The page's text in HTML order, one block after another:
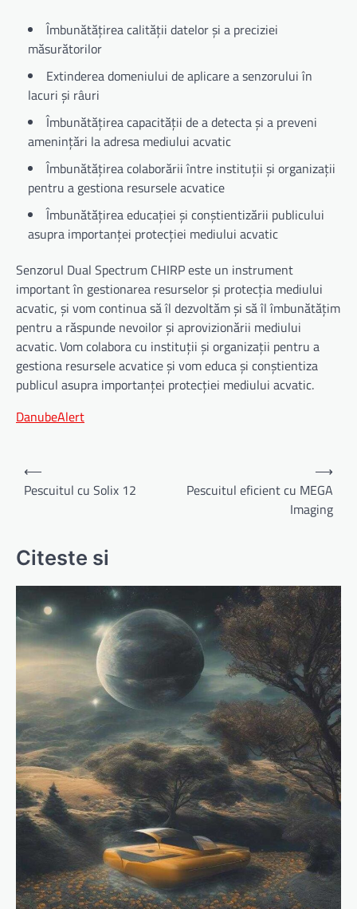
Îmbunătățirea calității datelor și a preciziei
măsurătorilor
Extinderea domeniului de aplicare a senzorului în
lacuri și râuri
Îmbunătățirea capacității de a detecta și a preveni
amenințări la adresa mediului acvatic
Îmbunătățirea colaborării între instituții și organizații
pentru a gestiona resursele acvatice
Îmbunătățirea educației și conștientizării publicului
asupra importanței protecției mediului acvatic
Senzorul Dual Spectrum CHIRP este un instrument
important în gestionarea resurselor și protecția mediului
acvatic, și vom continua să îl dezvoltăm și să îl îmbunătățim
pentru a răspunde nevoilor și aprovizionării mediului
acvatic. Vom colabora cu instituții și organizații pentru a
gestiona resursele acvatice și vom educa și conștientiza
publicul asupra importanței protecției mediului acvatic.
DanubeAlert
Navigare
în
⟵
Pescuitul cu Solix 12
Pescuitul eficient cu MEGA
Imaging
⟶
Citeste si